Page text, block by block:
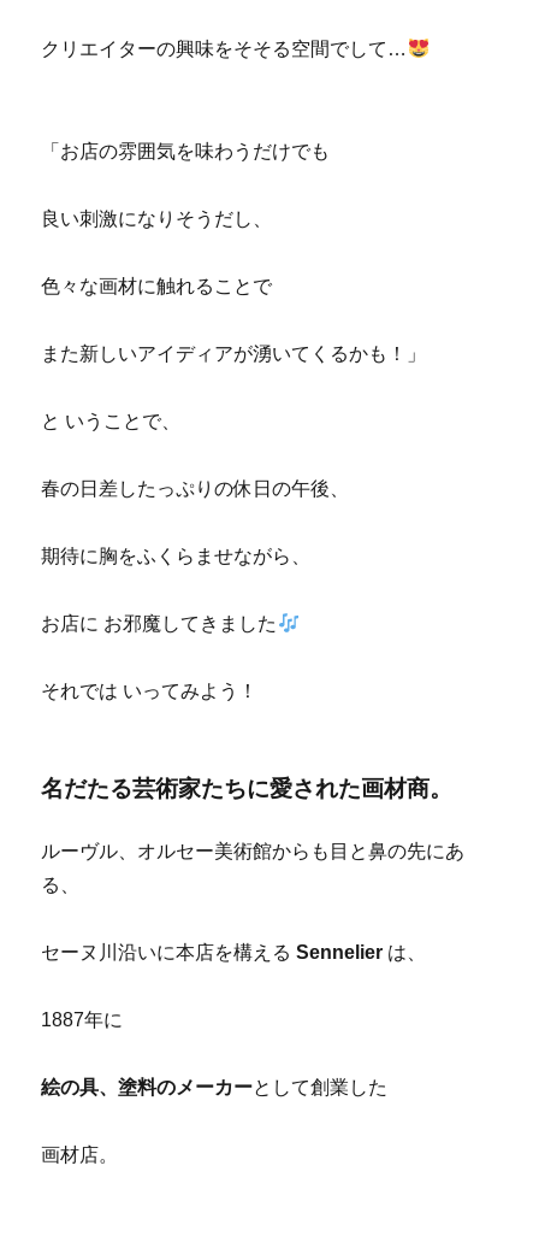
クリエイターの興味をそそる空間でして…
「お店の雰囲気を味わうだけでも
良い刺激になりそうだし、
色々な画材に触れることで
また新しいアイディアが湧いてくるかも！」
と いうことで、
春の日差したっぷりの休日の午後、
期待に胸をふくらませながら、
お店に お邪魔してきました
それでは いってみよう！
名だたる芸術家たちに愛された画材商。
ルーヴル、オルセー美術館からも目と鼻の先にあ
る、
セーヌ川沿いに本店を構えるSennelier は、
1887年に
絵の具、塗料のメーカーとして創業した
画材店。